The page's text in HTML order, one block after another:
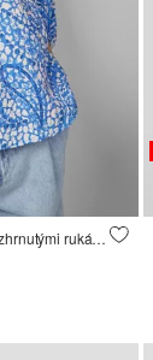
Textúrovaná blúzka voľného strihu so zhrnutými rukávmi a raglánovými rukávmi